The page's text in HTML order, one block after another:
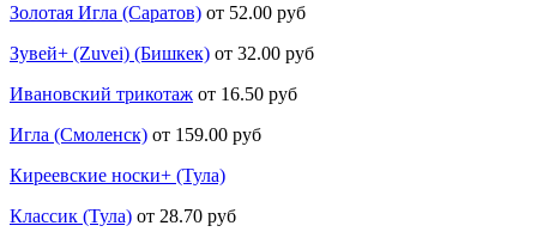
Золотая Игла (Саратов) от 52.00 руб
Зувей+ (Zuvei) (Бишкек) от 32.00 руб
Ивановский трикотаж от 16.50 руб
Игла (Смоленск) от 159.00 руб
Киреевские носки+ (Тула)
Классик (Тула) от 28.70 руб